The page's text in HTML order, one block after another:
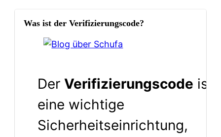
Was ist der Verifizierungscode?
DerVerifizierungscode ist
eine wichtige
Sicherheitseinrichtung,